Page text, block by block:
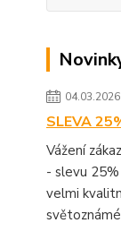
04.03.2026
SLEVA
Vážení
- slevu
velmi
světoznámé